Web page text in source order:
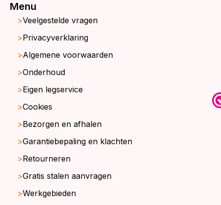
Menu
Veelgestelde vragen
Privacyverklaring
Algemene voorwaarden
Onderhoud
Eigen legservice
Cookies
Bezorgen en afhalen
Garantiebepaling en klachten
Retourneren
Gratis stalen aanvragen
Werkgebieden